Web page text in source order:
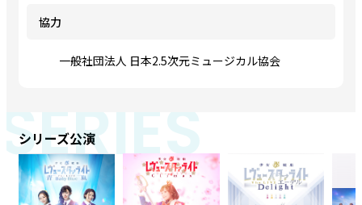
協力
一般社団法人 日本2.5次元ミュージカル協会
シリーズ公演
SERIES